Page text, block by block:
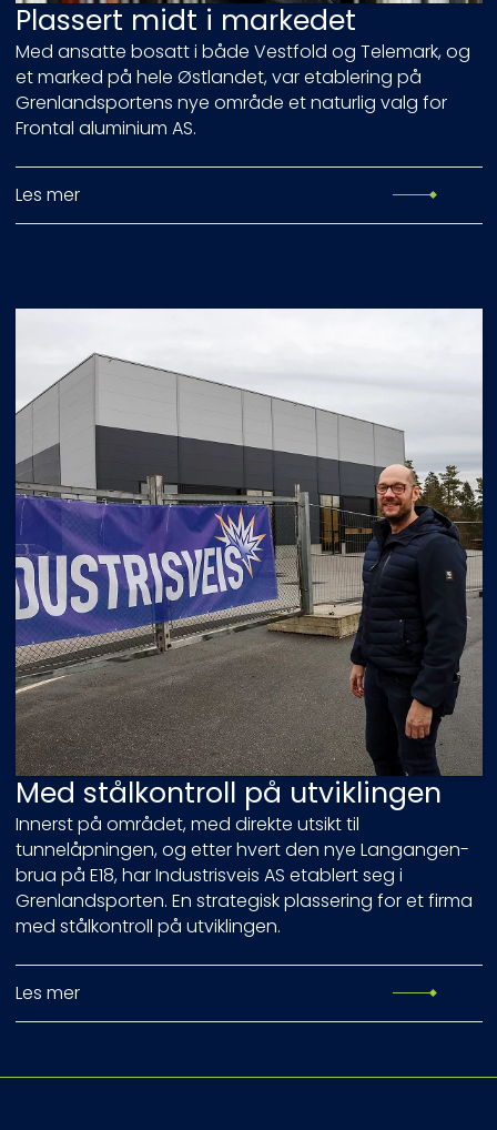
Plassert midt i markedet
Med ansatte bosatt i både Vestfold og Telemark, og
et marked på hele Østlandet, var etablering på
Grenlandsportens nye område et naturlig valg for
Frontal aluminium AS.
Les mer
Med stålkontroll på utviklingen
Innerst på området, med direkte utsikt til
tunnelåpningen, og etter hvert den nye Langangen-
brua på E18, har Industrisveis AS etablert seg i
Grenlandsporten. En strategisk plassering for et firma
med stålkontroll på utviklingen.
Les mer